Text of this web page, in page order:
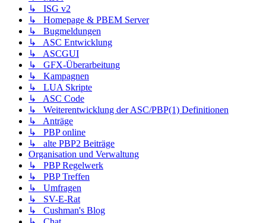
↳ ISG v2
↳ Homepage & PBEM Server
↳ Bugmeldungen
↳ ASC Entwicklung
↳ ASCGUI
↳ GFX-Überarbeitung
↳ Kampagnen
↳ LUA Skripte
↳ ASC Code
↳ Weiterentwicklung der ASC/PBP(1) Definitionen
↳ Anträge
↳ PBP online
↳ alte PBP2 Beiträge
Organisation und Verwaltung
↳ PBP Regelwerk
↳ PBP Treffen
↳ Umfragen
↳ SV-E-Rat
↳ Cushman's Blog